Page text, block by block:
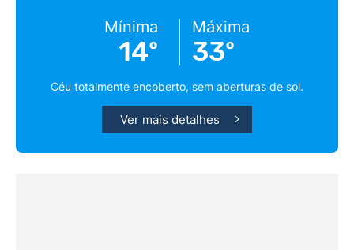
Mínima
14º
Máxima
33º
Céu totalmente encoberto, sem aberturas de sol.
Ver mais detalhes